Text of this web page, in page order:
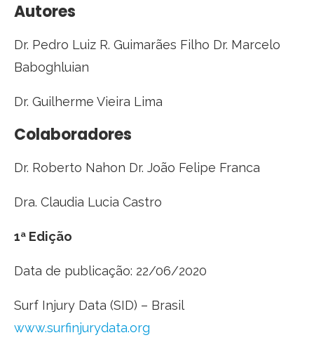
Autores
Dr. Pedro Luiz R. Guimarães Filho Dr. Marcelo
Baboghluian
Dr. Guilherme Vieira Lima
Colaboradores
Dr. Roberto Nahon Dr. João Felipe Franca
Dra. Claudia Lucia Castro
1ª Edição
Data de publicação: 22/06/2020
Surf Injury Data (SID) – Brasil
www.surfinjurydata.org